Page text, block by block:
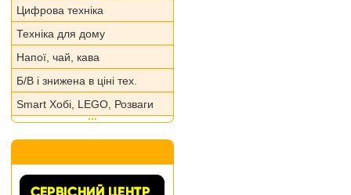
Цифрова техніка
Техніка для дому
Напої, чай, кава
Б/В і знижена в ціні тех.
Smart Хобі, LEGO, Розваги